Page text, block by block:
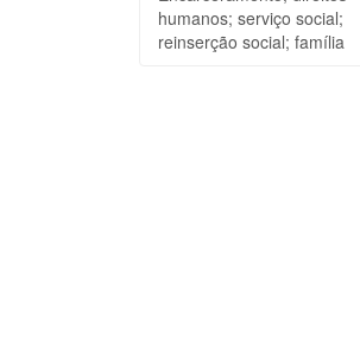
humanos; serviço social;
reinserção social; família